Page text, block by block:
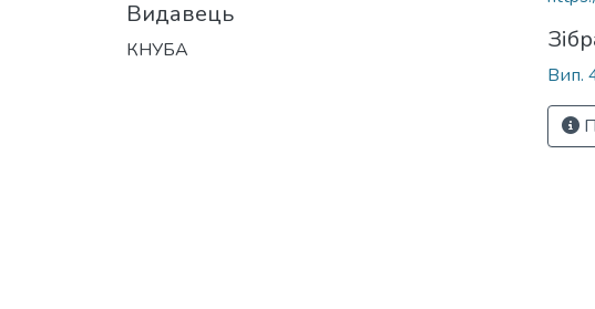
Видавець
КНУБА
Вип.